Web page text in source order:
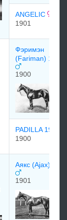
ANGELIC
1901
Фэримэн
(Fariman) 1900
1900
PADILLA 1900
1900
Аякс (Ajax)
1901